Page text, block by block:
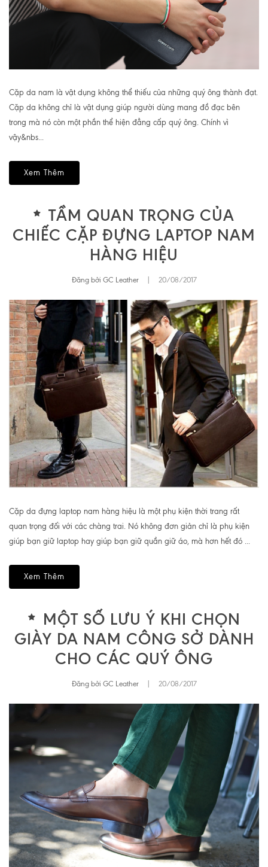
Cặp da nam là vật dụng không thể thiếu của những quý ông thành đạt.
Cặp da không chỉ là vật dụng giúp người dùng mang đồ đạc bên
trong mà nó còn một phần thể hiện đẳng cấp quý ông. Chính vì
vậy&nbs...
Xem Thêm
TẦM QUAN TRỌNG CỦA
CHIẾC CẶP ĐỰNG LAPTOP NAM
HÀNG HIỆU
Đăng bởi GC Leather 20/08/2017
Cặp da đựng laptop nam hàng hiệu là một phụ kiện thời trang rất
quan trọng đối với các chàng trai. Nó không đơn giản chỉ là phụ kiện
giúp bạn giữ laptop hay giúp bạn giữ quần giữ áo, mà hơn hết đó ...
Xem Thêm
MỘT SỐ LƯU Ý KHI CHỌN
GIÀY DA NAM CÔNG SỞ DÀNH
CHO CÁC QUÝ ÔNG
Đăng bởi GC Leather 20/08/2017